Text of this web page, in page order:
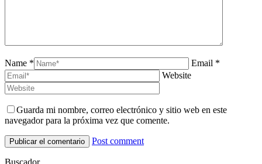
Name *
Email *
Website
Guarda mi nombre, correo electrónico y sitio web en este
navegador para la próxima vez que comente.
Post comment
Buscador